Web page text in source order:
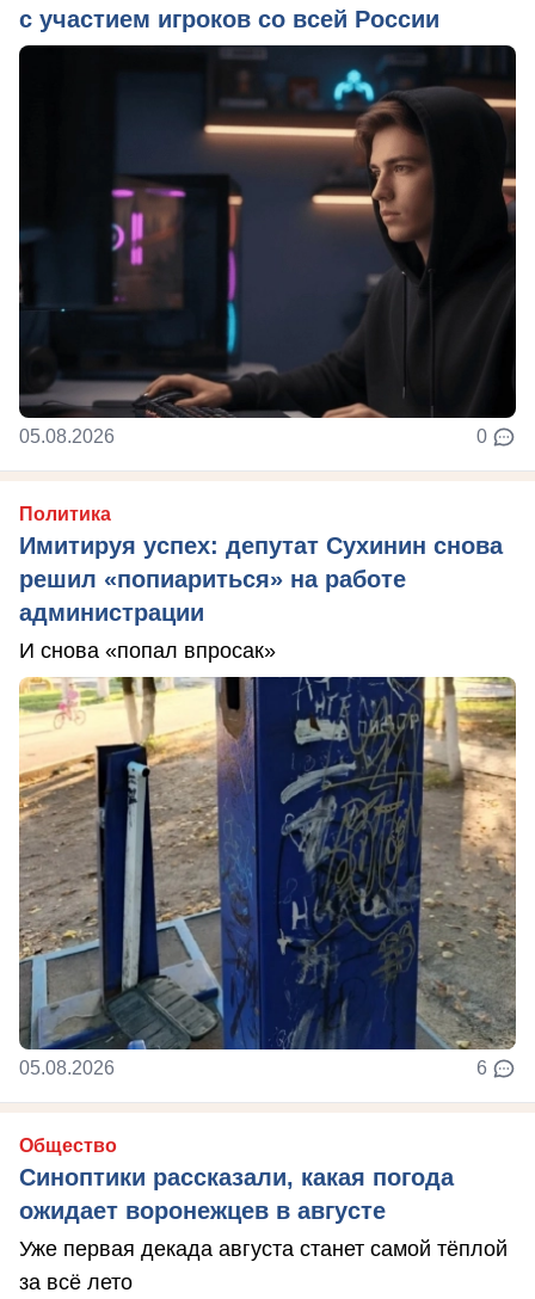
с участием игроков со всей России
05.08.2026 0
Политика
Имитируя успех: депутат Сухинин снова
решил «попиариться» на работе
администрации
И снова «попал впросак»
05.08.2026 6
Общество
Синоптики рассказали, какая погода
ожидает воронежцев в августе
Уже первая декада августа станет самой тёплой
за всё лето